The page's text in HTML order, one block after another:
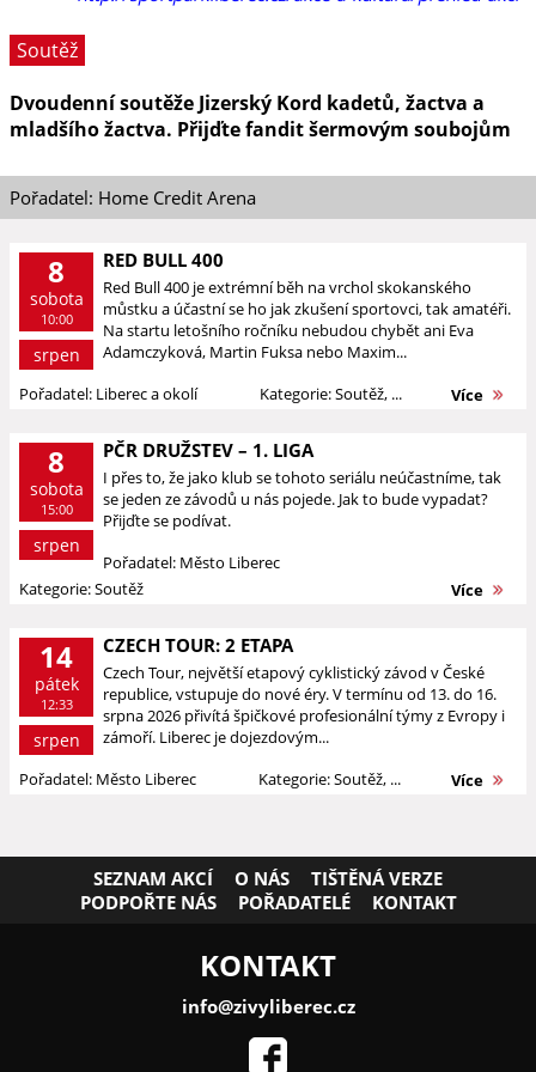
Soutěž
Dvoudenní soutěže Jizerský Kord kadetů, žactva a
mladšího žactva. Přijďte fandit šermovým soubojům
Pořadatel: Home Credit Arena
8
sobota
10:00
srpen
RED BULL 400
Red Bull 400 je extrémní běh na vrchol skokanského
můstku a účastní se ho jak zkušení sportovci, tak amatéři.
Na startu letošního ročníku nebudou chybět ani Eva
Adamczyková, Martin Fuksa nebo Maxim...
Pořadatel: Liberec a okolí
Kategorie: Soutěž, ... Více
8
sobota
15:00
srpen
PČR DRUŽSTEV – 1. LIGA
I přes to, že jako klub se tohoto seriálu neúčastníme, tak
se jeden ze závodů u nás pojede. Jak to bude vypadat?
Přijďte se podívat.
Pořadatel: Město Liberec
Kategorie: Soutěž
Více
14
pátek
12:33
srpen
CZECH TOUR: 2 ETAPA
Czech Tour, největší etapový cyklistický závod v České
republice, vstupuje do nové éry. V termínu od 13. do 16.
srpna 2026 přivítá špičkové profesionální týmy z Evropy i
zámoří. Liberec je dojezdovým...
Pořadatel: Město Liberec
Kategorie: Soutěž, ... Více
SEZNAM AKCÍ O NÁS
TIŠTĚNÁ VERZE
PODPOŘTE NÁS
POŘADATELÉ KONTAKT
KONTAKT
info@zivyliberec.cz